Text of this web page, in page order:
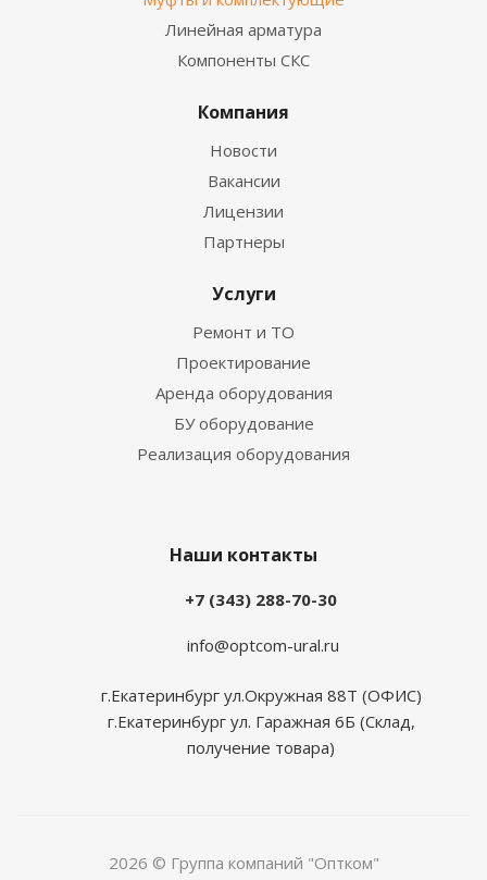
Линейная арматура
Компоненты СКС
Компания
Новости
Вакансии
Лицензии
Партнеры
Услуги
Ремонт и ТО
Проектирование
Аренда оборудования
БУ оборудование
Реализация оборудования
Наши контакты
+7 (343) 288-70-30
info@optcom-ural.ru
г.Екатеринбург ул.Окружная 88Т (ОФИС)
г.Екатеринбург ул. Гаражная 6Б (Склад,
получение товара)
2026 © Группа компаний "Оптком"